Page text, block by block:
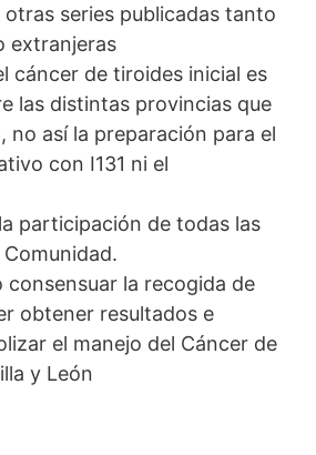
series publicadas tanto
extranjeras
cáncer de tiroides inicial es
las distintas provincias que
no así la preparación para el
con I131 ni el
participación de todas las
consensuar la recogida de
obtener resultados e
el manejo del Cáncer de
y León